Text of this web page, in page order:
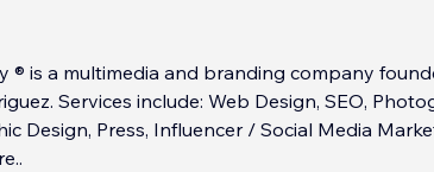
® is a multimedia and branding company
Services include: Web Design, SEO,
Design, Press, Influencer / Social Media